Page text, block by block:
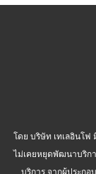
โดย บริษัท เทเลอินโฟ
ไม่เคยหยุดพัฒนาบริก
บริการ จากผู้ประก